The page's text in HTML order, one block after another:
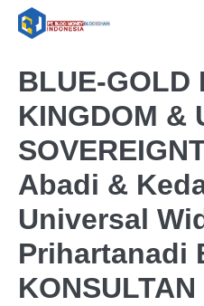
BLUE-GOLD
KINGDOM &
Abadi &
Universal
Prihartanadi